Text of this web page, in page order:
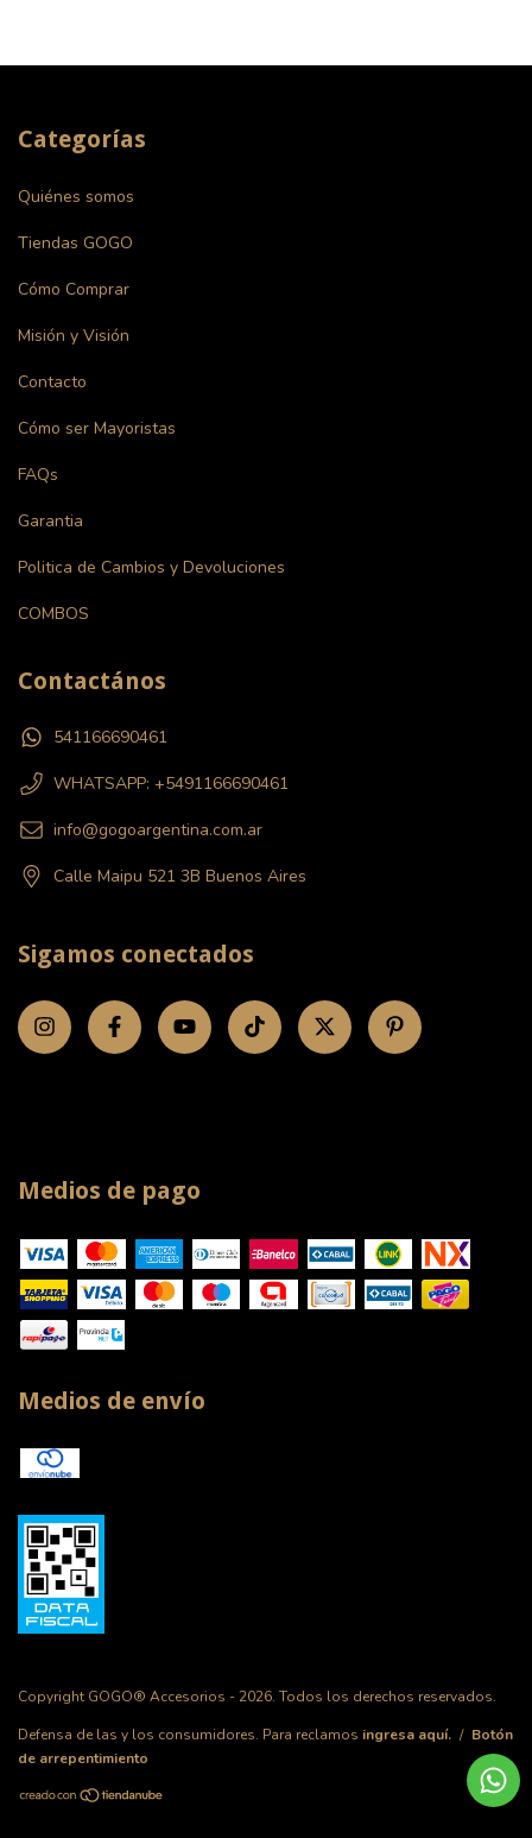
Categorías
Quiénes somos
Tiendas GOGO
Cómo Comprar
Misión y Visión
Contacto
Cómo ser Mayoristas
FAQs
Garantia
Politica de Cambios y Devoluciones
COMBOS
Contactános
541166690461
WHATSAPP: +5491166690461
info@gogoargentina.com.ar
Calle Maipu 521 3B Buenos Aires
Sigamos conectados
Medios de pago
Medios de envío
Copyright GOGO® Accesorios - 2026. Todos los derechos reservados.
Defensa de las y los consumidores. Para reclamos ingresa aquí. / Botón
de arrepentimiento